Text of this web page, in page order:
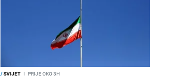
/SVIJET I PRIJE OKO 3H